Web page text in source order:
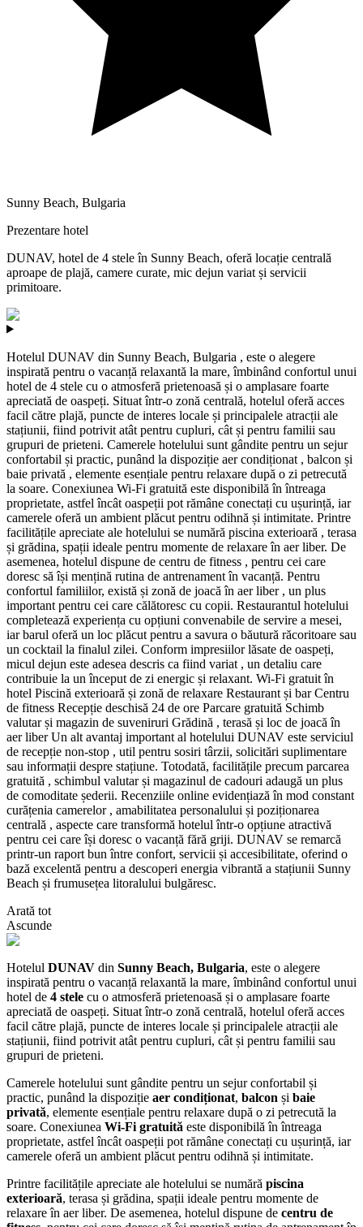
Sunny Beach, Bulgaria
Prezentare hotel
DUNAV, hotel de 4 stele în Sunny Beach, oferă locație centrală
aproape de plajă, camere curate, mic dejun variat și servicii
primitoare.
Hotelul DUNAV din Sunny Beach, Bulgaria , este o alegere
inspirată pentru o vacanță relaxantă la mare, îmbinând confortul unui
hotel de 4 stele cu o atmosferă prietenoasă și o amplasare foarte
apreciată de oaspeți. Situat într-o zonă centrală, hotelul oferă acces
facil către plajă, puncte de interes locale și principalele atracții ale
stațiunii, fiind potrivit atât pentru cupluri, cât și pentru familii sau
grupuri de prieteni. Camerele hotelului sunt gândite pentru un sejur
confortabil și practic, punând la dispoziție aer condiționat , balcon și
baie privată , elemente esențiale pentru relaxare după o zi petrecută
la soare. Conexiunea Wi‑Fi gratuită este disponibilă în întreaga
proprietate, astfel încât oaspeții pot rămâne conectați cu ușurință, iar
camerele oferă un ambient plăcut pentru odihnă și intimitate. Printre
facilitățile apreciate ale hotelului se numără piscina exterioară , terasa
și grădina, spații ideale pentru momente de relaxare în aer liber. De
asemenea, hotelul dispune de centru de fitness , pentru cei care
doresc să își mențină rutina de antrenament în vacanță. Pentru
confortul familiilor, există și zonă de joacă în aer liber , un plus
important pentru cei care călătoresc cu copii. Restaurantul hotelului
completează experiența cu opțiuni convenabile de servire a mesei,
iar barul oferă un loc plăcut pentru a savura o băutură răcoritoare sau
un cocktail la finalul zilei. Conform impresiilor lăsate de oaspeți,
micul dejun este adesea descris ca fiind variat , un detaliu care
contribuie la un început de zi energic și relaxant. Wi‑Fi gratuit în
hotel Piscină exterioară și zonă de relaxare Restaurant și bar Centru
de fitness Recepție deschisă 24 de ore Parcare gratuită Schimb
valutar și magazin de suveniruri Grădină , terasă și loc de joacă în
aer liber Un alt avantaj important al hotelului DUNAV este serviciul
de recepție non-stop , util pentru sosiri târzii, solicitări suplimentare
sau informații despre stațiune. Totodată, facilitățile precum parcarea
gratuită , schimbul valutar și magazinul de cadouri adaugă un plus
de comoditate șederii. Recenziile online evidențiază în mod constant
curățenia camerelor , amabilitatea personalului și poziționarea
centrală , aspecte care transformă hotelul într-o opțiune atractivă
pentru cei care își doresc o vacanță fără griji. DUNAV se remarcă
printr-un raport bun între confort, servicii și accesibilitate, oferind o
bază excelentă pentru a descoperi energia vibrantă a stațiunii Sunny
Beach și frumusețea litoralului bulgăresc.
Arată tot
Ascunde
Hotelul DUNAV din Sunny Beach, Bulgaria, este o alegere
inspirată pentru o vacanță relaxantă la mare, îmbinând confortul unui
hotel de 4 stele cu o atmosferă prietenoasă și o amplasare foarte
apreciată de oaspeți. Situat într-o zonă centrală, hotelul oferă acces
facil către plajă, puncte de interes locale și principalele atracții ale
stațiunii, fiind potrivit atât pentru cupluri, cât și pentru familii sau
grupuri de prieteni.
Camerele hotelului sunt gândite pentru un sejur confortabil și
practic, punând la dispoziție aer condiționat, balcon și baie
privată, elemente esențiale pentru relaxare după o zi petrecută la
soare. Conexiunea Wi‑Fi gratuită este disponibilă în întreaga
proprietate, astfel încât oaspeții pot rămâne conectați cu ușurință, iar
camerele oferă un ambient plăcut pentru odihnă și intimitate.
Printre facilitățile apreciate ale hotelului se numără piscina
exterioară, terasa și grădina, spații ideale pentru momente de
relaxare în aer liber. De asemenea, hotelul dispune de centru de